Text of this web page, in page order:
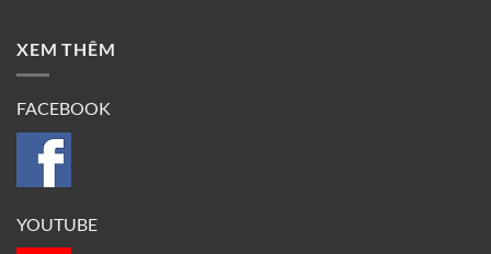
XEM THÊM
FACEBOOK
YOUTUBE